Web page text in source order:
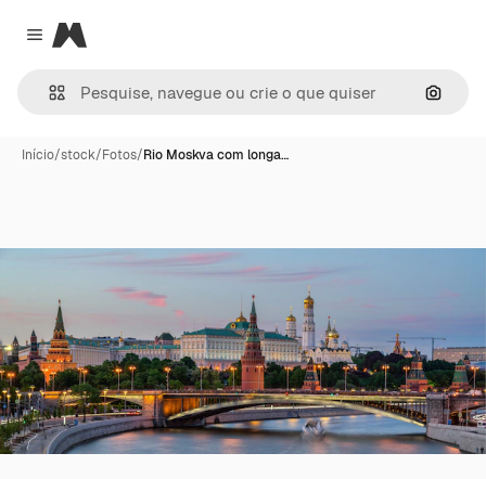
Close menu
Magnific
Início/stock/Fotos/Rio Moskva com longa…